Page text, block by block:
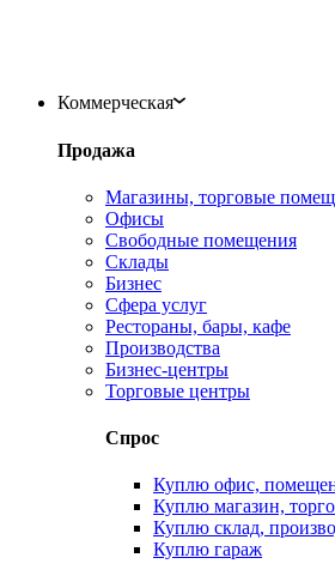
Коммерческая
Продажа
Магазины, торговые
Офисы
Свободные помещения
Склады
Бизнес
Сфера услуг
Рестораны, бары, кафе
Производства
Бизнес-центры
Торговые центры
Спрос
Куплю офис,
Куплю магазин,
Куплю склад,
Куплю гараж